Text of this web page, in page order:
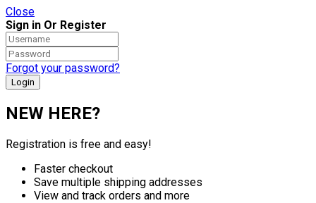
Close
Sign in Or Register
Forgot your password?
NEW HERE?
Registration is free and easy!
Faster checkout
Save multiple shipping addresses
View and track orders and more